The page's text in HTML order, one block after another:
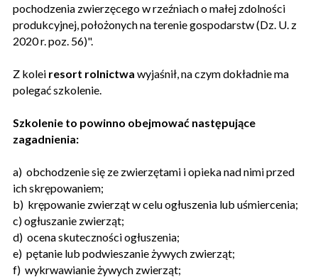
pochodzenia zwierzęcego w rzeźniach o małej zdolności
produkcyjnej, położonych na terenie gospodarstw (Dz. U. z
2020 r. poz. 56)".
Z kolei resort rolnictwa wyjaśnił, na czym dokładnie ma
polegać szkolenie.
Szkolenie to powinno obejmować następujące
zagadnienia:
a) obchodzenie się ze zwierzętami i opieka nad nimi przed
ich skrępowaniem;
b) krępowanie zwierząt w celu ogłuszenia lub uśmiercenia;
c) ogłuszanie zwierząt;
d) ocena skuteczności ogłuszenia;
e) pętanie lub podwieszanie żywych zwierząt;
f) wykrwawianie żywych zwierząt;